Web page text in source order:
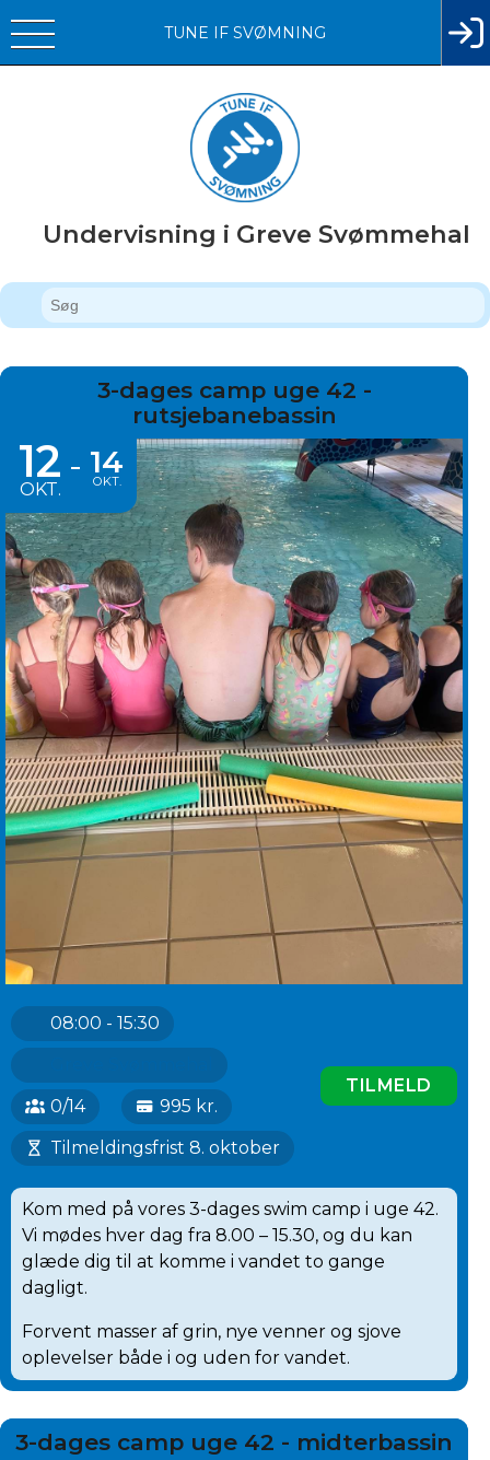
Undervisning i Greve Svømmehal
TUNE IF SVØMNING
3-dages camp uge 42 -
rutsjebanebassin
12
OKT.
- 14
OKT.
08:00 - 15:30
0/14
995 kr.
Tilmeldingsfrist 8. oktober
TILMELD
Kom med på vores 3-dages swim camp i uge 42.
Vi mødes hver dag fra 8.00 – 15.30, og du kan
glæde dig til at komme i vandet to gange
dagligt.
Forvent masser af grin, nye venner og sjove
oplevelser både i og uden for vandet.
3-dages camp uge 42 - midterbassin